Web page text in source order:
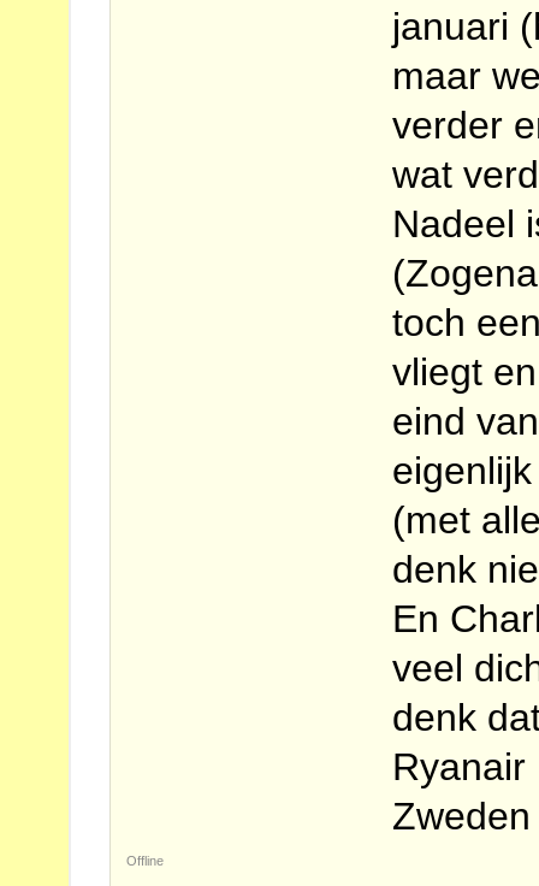
januari
maar
verder
wat
Nadeel
toch
vliegt
eind
(met
denk
En
veel
denk
Ryanair
Offline